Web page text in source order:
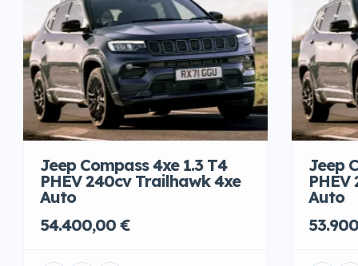
Jeep Compass 4xe 1.3 T4
PHEV 240cv Trailhawk 4xe
Auto
54.400,00 €
Jeep
Auto